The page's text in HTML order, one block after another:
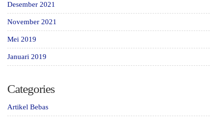
Desember 2021
November 2021
Mei 2019
Januari 2019
Categories
Artikel Bebas